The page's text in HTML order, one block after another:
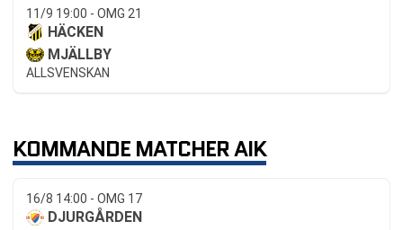
11/9 19:00 - OMG 21
HÄCKEN
MJÄLLBY
ALLSVENSKAN
KOMMANDE MATCHER AIK
16/8 14:00 - OMG 17
DJURGÅRDEN